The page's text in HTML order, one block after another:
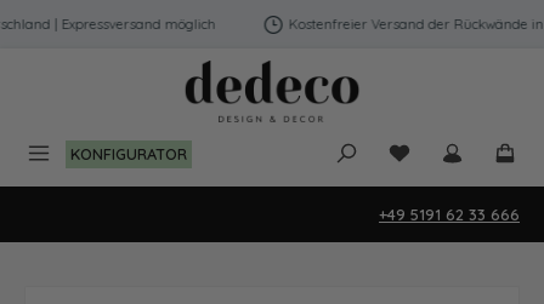
Zum Hauptinhalt springen
| Expressversand möglich Kostenfreier Versand der Rückwände in
KONFIGURATOR Du hast 0
+49 5191 62 33 666